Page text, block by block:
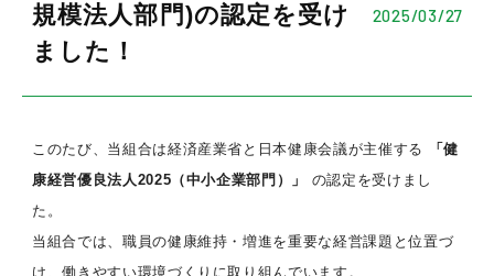
規模法人部門)の認定を受け
ました！
2025/03/27
このたび、当組合は経済産業省と日本健康会議が主催する
「健
康経営優良法人2025（中小企業部門）」
の認定を受けまし
た。
当組合では、職員の健康維持・増進を重要な経営課題と位置づ
け、働きやすい環境づくりに取り組んでいます。